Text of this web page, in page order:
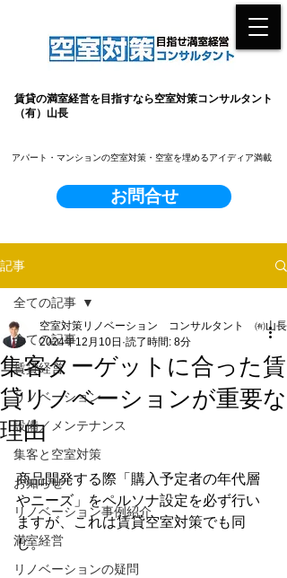
賃貸の満室経営を目指すなら空室対策コンサルタント
（有）山長
お問合せ
​アパート・マンションの空室対策・空室を埋めるアイディア満載
記事
全ての記事
賃貸経営
リノベーション
設備／メンテナンス
集客と空室対策
お知らせ
リノベーション事例紹介
満室経営
リノベーションの疑問
全ての記事
集客ターゲットに合った賃
貸リノベーションが重要な
理由
空室対策リノベーション コンサルタント ㈲山長
2024年12月10日 読了時間: 8分
商品開発する際「購入予定者の年代層
やニーズ」をペルソナ設定を必ず行い
ますが、これは賃貸空室対策でも同
じ。